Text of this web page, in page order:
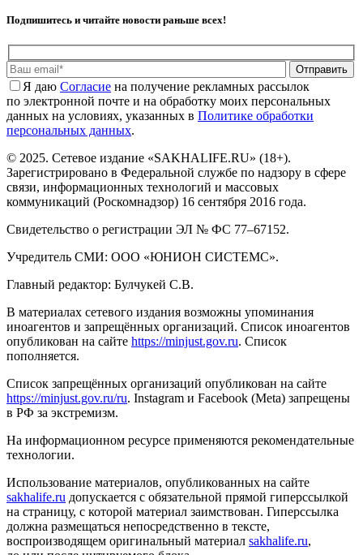
Подпишитесь и читайте новости раньше всех!
Отправить
Я даю Cогласие на получение рекламных рассылок
по электронной почте и на обработку моих персональных
данных на условиях, указанных в Политике обработки
персональных данных.
© 2025. Сетевое издание «SAKHALIFE.RU» (18+).
Зарегистрировано в Федеральной службе по надзору в сфере
связи, информационных технологий и массовых
коммуникаций (Роскомнадзор) 16 сентября 2016 года.
Свидетельство о регистрации ЭЛ № ФС 77–67152.
Учредитель СМИ: ООО «ЮНИОН СИСТЕМС».
Главный редактор: Булчукей С.В.
В материалах сетевого издания возможны упоминания
иноагентов и запрещённых организаций. Список иноагентов
опубликован на сайте https://minjust.gov.ru. Список
пополняется.
Список запрещённых организаций опубликован на сайте
https://minjust.gov.ru/ru. Instagram и Facebook (Metа) запрещены
в РФ за экстремизм.
На информационном ресурсе применяются рекомендательные
технологии.
Использование материалов, опубликованных на сайте
sakhalife.ru допускается с обязательной прямой гиперссылкой
на страницу, с которой материал заимствован. Гиперссылка
должна размещаться непосредственно в тексте,
воспроизводящем оригинальный материал sakhalife.ru,